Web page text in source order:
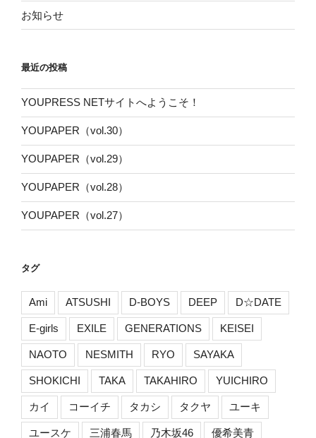
お知らせ
最近の投稿
YOUPRESS NETサイトへようこそ！
YOUPAPER（vol.30）
YOUPAPER（vol.29）
YOUPAPER（vol.28）
YOUPAPER（vol.27）
タグ
Ami ATSUSHI D-BOYS DEEP D☆DATE
E-girls EXILE GENERATIONS KEISEI
NAOTO NESMITH RYO SAYAKA
SHOKICHI TAKA TAKAHIRO YUICHIRO
カイ コーイチ タカシ タクヤ ユーキ
ユースケ 三浦春馬 乃木坂46 優希美青